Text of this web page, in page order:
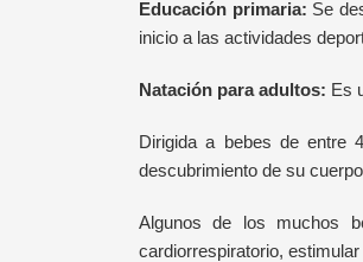
Educación primaria: Se
inicio a las actividades
Natación para adultos: Es
Dirigida a bebes de entre
descubrimiento de su
Algunos de los muchos
cardiorrespiratorio,